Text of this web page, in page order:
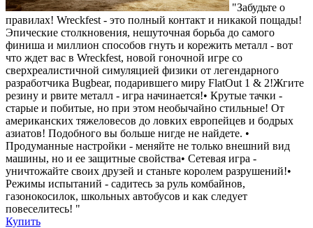
"Забудьте о
правилах! Wreckfest - это полный контакт и никакой пощады!
Эпические столкновения, нешуточная борьба до самого
финиша и миллион способов гнуть и корежить металл - вот
что ждет вас в Wreckfest, новой гоночной игре со
сверхреалистичной симуляцией физики от легендарного
разработчика Bugbear, подарившего миру FlatOut 1 & 2!Жгите
резину и рвите металл - игра начинается!• Крутые тачки -
старые и побитые, но при этом необычайно стильные! От
американских тяжеловесов до ловких европейцев и бодрых
азиатов! Подобного вы больше нигде не найдете. •
Продуманные настройки - меняйте не только внешний вид
машины, но и ее защитные свойства• Сетевая игра -
уничтожайте своих друзей и станьте королем разрушений!•
Режимы испытаний - садитесь за руль комбайнов,
газонокосилок, школьных автобусов и как следует
повеселитесь! "
Купить